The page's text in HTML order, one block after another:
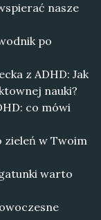
nasze
po
z ADHD: Jak
nauki?
co mówi
zieleń w Twoim
warto